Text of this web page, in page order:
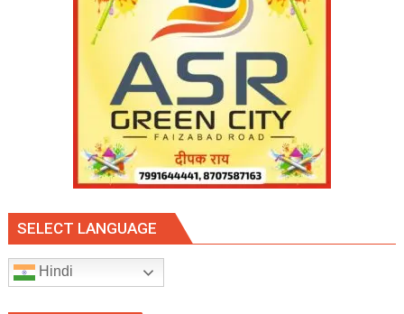
SELECT LANGUAGE
Hindi